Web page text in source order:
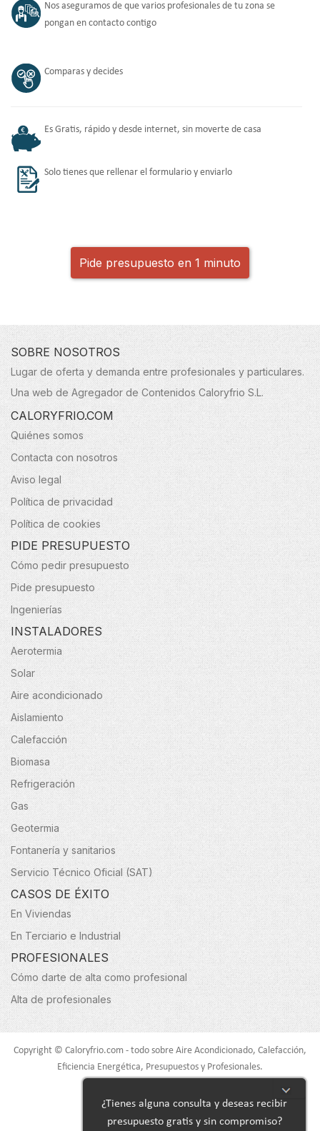
Nos aseguramos de que varios profesionales de tu zona se
pongan en contacto contigo
Comparas y decides
Es Gratis, rápido y desde internet, sin moverte de casa
Solo tienes que rellenar el formulario y enviarlo
Pide presupuesto en 1 minuto
SOBRE NOSOTROS
Lugar de oferta y demanda entre profesionales y particulares.
Una web de Agregador de Contenidos Caloryfrio S.L.
CALORYFRIO.COM
Quiénes somos
Contacta con nosotros
Aviso legal
Política de privacidad
Política de cookies
PIDE PRESUPUESTO
Cómo pedir presupuesto
Pide presupuesto
Ingenierías
INSTALADORES
Aerotermia
Solar
Aire acondicionado
Aislamiento
Calefacción
Biomasa
Refrigeración
Gas
Geotermia
Fontanería y sanitarios
Servicio Técnico Oficial (SAT)
CASOS DE ÉXITO
En Viviendas
En Terciario e Industrial
PROFESIONALES
Cómo darte de alta como profesional
Alta de profesionales
Copyright © Caloryfrio.com - todo sobre Aire Acondicionado, Calefacción,
Eficiencia Energética, Presupuestos y Profesionales.
¿Tienes alguna consulta y deseas recibir
presupuesto gratis y sin compromiso?